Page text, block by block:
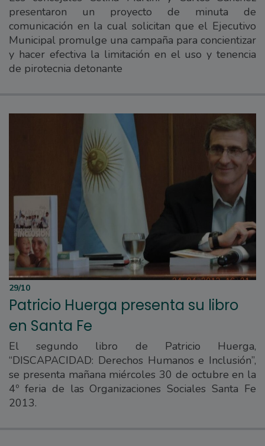
presentaron un proyecto de minuta de
comunicación en la cual solicitan que el Ejecutivo
Municipal promulge una campaña para concientizar
y hacer efectiva la limitación en el uso y tenencia
de pirotecnia detonante
29/10
Patricio Huerga presenta su libro
en Santa Fe
El segundo libro de Patricio Huerga,
“DISCAPACIDAD: Derechos Humanos e Inclusión”,
se presenta mañana miércoles 30 de octubre en la
4º feria de las Organizaciones Sociales Santa Fe
2013.